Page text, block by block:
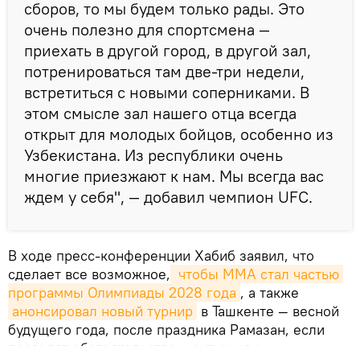
сборов, то мы будем только рады. Это
очень полезно для спортсмена —
приехать в другой город, в другой зал,
потренироваться там две-три недели,
встретиться с новыми соперниками. В
этом смысле зал нашего отца всегда
открыт для молодых бойцов, особенно из
Узбекистана. Из республики очень
многие приезжают к нам. Мы всегда вас
ждем у себя", — добавил чемпион UFC.
В ходе пресс-конференции Хабиб заявил, что
сделает все возможное, чтобы ММА стал частью
программы Олимпиады 2028 года , а также
анонсировал новый турнир в Ташкенте — весной
будущего года, после праздника Рамазан, если